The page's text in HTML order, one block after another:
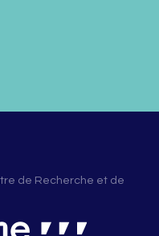
de Recherche et de